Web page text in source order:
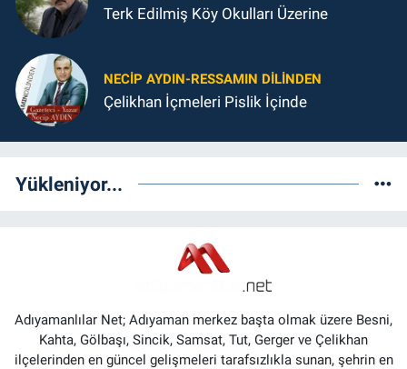
Terk Edilmiş Köy Okulları Üzerine
NECIP AYDIN-RESSAMIN DILINDEN
Çelikhan İçmeleri Pislik İçinde
Yükleniyor...
Adıyamanlılar Net; Adıyaman merkez başta olmak üzere Besni,
Kahta, Gölbaşı, Sincik, Samsat, Tut, Gerger ve Çelikhan
ilçelerinden en güncel gelişmeleri tarafsızlıkla sunan, şehrin en